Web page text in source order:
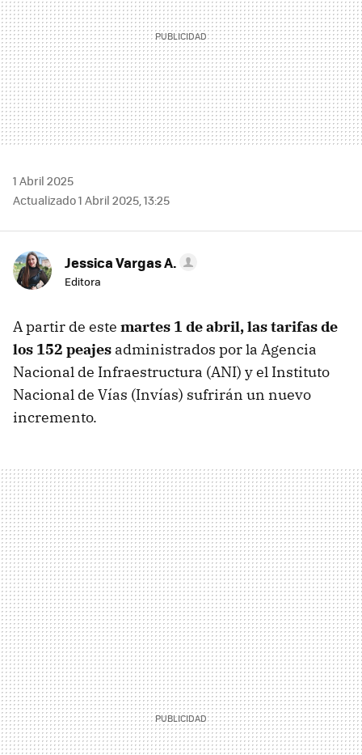
1 Abril 2025
Actualizado 1 Abril 2025, 13:25
Jessica Vargas A.
Editora
A partir de este martes 1 de abril, las tarifas de
los 152 peajes administrados por la Agencia
Nacional de Infraestructura (ANI) y el Instituto
Nacional de Vías (Invías) sufrirán un nuevo
incremento.